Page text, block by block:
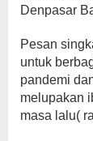
Denpasar
Pesan
untuk
pandemi
melupakan
masa lalu(